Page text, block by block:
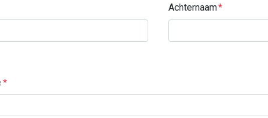
Achternaam